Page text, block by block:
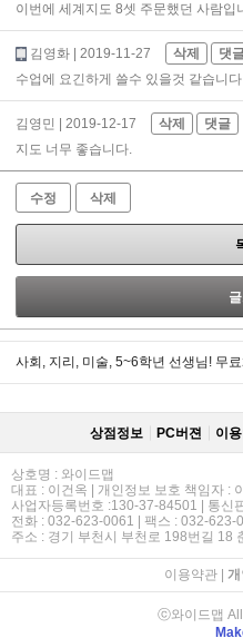
이번에 세계지도 8셋 주문했던 사람입
김영화 | 2019-11-27 삭제
댓
수업에 요긴하게 쓸수 있을것 같습니다
김영민 | 2019-12-17 삭제
댓글
지도 너무 좋습니다.
수정 삭제
사회, 지리, 미술, 5~6학년 선생님! 무
상점정보 PC버젼 이
상호명 : 와이드맵
대표 : 이건옥 | 개인정보 보호 책임자 :
사업자등록번호 :130-37-84501 | 통신
전화 : 032-623-0061 | 팩스 : 032-623-
주소 : 경기 부천시 부천로 198번길 18
이용약관|
ⓒ와이드맵 All